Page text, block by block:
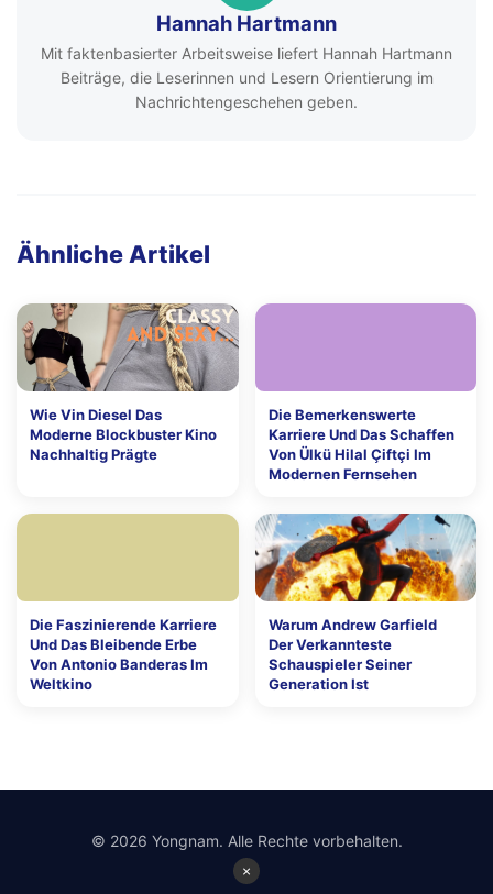
Hannah Hartmann
Mit faktenbasierter Arbeitsweise liefert Hannah Hartmann
Beiträge, die Leserinnen und Lesern Orientierung im
Nachrichtengeschehen geben.
Ähnliche Artikel
Wie Vin Diesel Das
Moderne Blockbuster Kino
Nachhaltig Prägte
Die Bemerkenswerte
Karriere Und Das Schaffen
Von Ülkü Hilal Çiftçi Im
Modernen Fernsehen
Die Faszinierende Karriere
Und Das Bleibende Erbe
Von Antonio Banderas Im
Weltkino
Warum Andrew Garfield
Der Verkannteste
Schauspieler Seiner
Generation Ist
×
© 2026 Yongnam. Alle Rechte vorbehalten.